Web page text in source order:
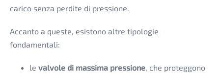
carico senza perdite di pressione.
Accanto a queste, esistono altre tipologie
fondamentali:
le valvole di massima pressione , che proteggono